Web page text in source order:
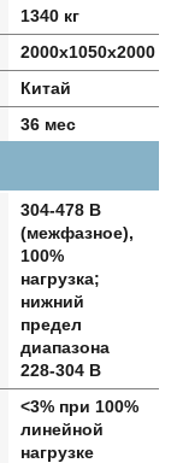
1340 кг
2000х1050х2000
Китай
36 мес
304-478 В
(межфазное),
100%
нагрузка;
нижний
предел
диапазона
228-304 В
<3% при 100%
линейной
нагрузке